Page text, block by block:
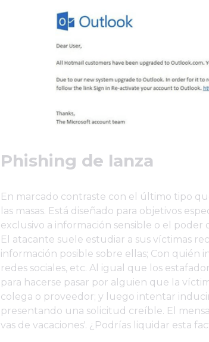
Phishing de lanza
En marcado contraste con el último tipo
las masas. Está diseñado para objetivos
exclusivo a información sensible o el poder
El atacante suele estudiar a sus víctimas
información posible sobre ellas; Con quién
redes sociales, etc. Al igual que los
para hacerse pasar por alguien que la
colega o proveedor; y luego intentar
presentando una solicitud creíble. El
vas de vacaciones'. ¿Podrías liquidar esta